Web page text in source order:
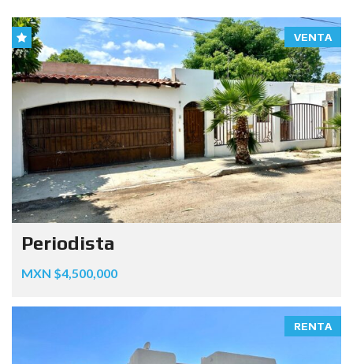
VENTA
Periodista
MXN $4,500,000
RENTA